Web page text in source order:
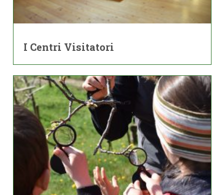
I Centri Visitatori